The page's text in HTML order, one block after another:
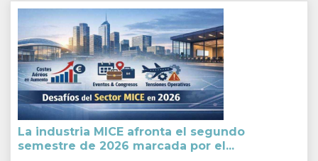
La industria MICE afronta el segundo
semestre de 2026 marcada por el...